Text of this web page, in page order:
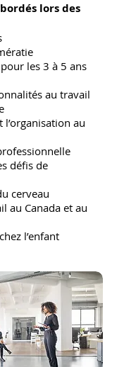
lors des
les 3 à 5 ans
au travail
l’organisation au
défis de
cerveau
au Canada et au
l’enfant